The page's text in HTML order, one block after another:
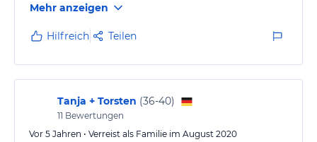
ab Haus. Sehr praktisch ist das nur wenige Schritte
entfernte Semmelhäusl. Wir kommen wieder!
Mehr anzeigen
Hilfreich Teilen
Tanja + Torsten (36-40)
11 Bewertungen
Vor 5 Jahren • Verreist als Familie im August 2020